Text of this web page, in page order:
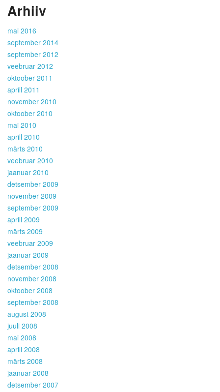
Arhiiv
mai 2016
september 2014
september 2012
veebruar 2012
oktoober 2011
aprill 2011
november 2010
oktoober 2010
mai 2010
aprill 2010
märts 2010
veebruar 2010
jaanuar 2010
detsember 2009
november 2009
september 2009
aprill 2009
märts 2009
veebruar 2009
jaanuar 2009
detsember 2008
november 2008
oktoober 2008
september 2008
august 2008
juuli 2008
mai 2008
aprill 2008
märts 2008
jaanuar 2008
detsember 2007